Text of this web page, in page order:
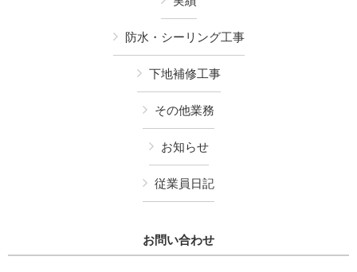
防水・シーリング工事
下地補修工事
その他業務
お知らせ
従業員日記
お問い合わせ